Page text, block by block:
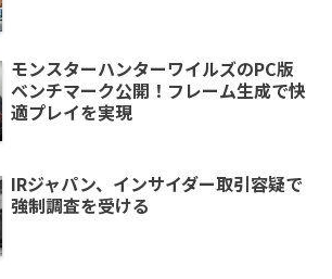
モンスターハンターワイルズのPC版
ベンチマーク公開！フレーム生成で快
適プレイを実現
IRジャパン、インサイダー取引容疑で
強制調査を受ける